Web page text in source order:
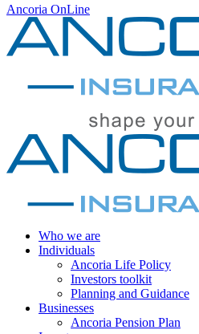
Ancoria OnLine
Who we are
Individuals
Ancoria Life Policy
Investors toolkit
Planning and Guidance
Businesses
Ancoria Pension Plan